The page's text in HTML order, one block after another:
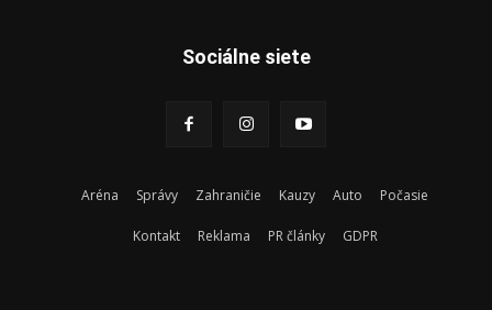
Sociálne siete
Aréna Správy Zahraničie Kauzy Auto Počasie
Kontakt Reklama PR články GDPR